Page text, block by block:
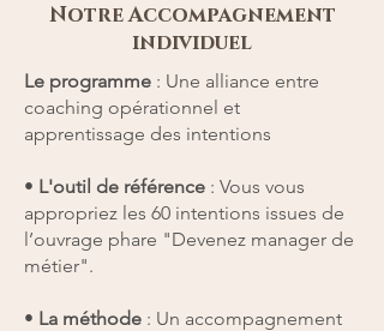
Notre Accompagnement
individuel
Le programme : Une alliance entre
coaching opérationnel et
apprentissage des intentions
• L'outil de référence : Vous vous
appropriez les 60 intentions issues de
l’ouvrage phare "Devenez manager de
métier".
• La méthode : Un accompagnement